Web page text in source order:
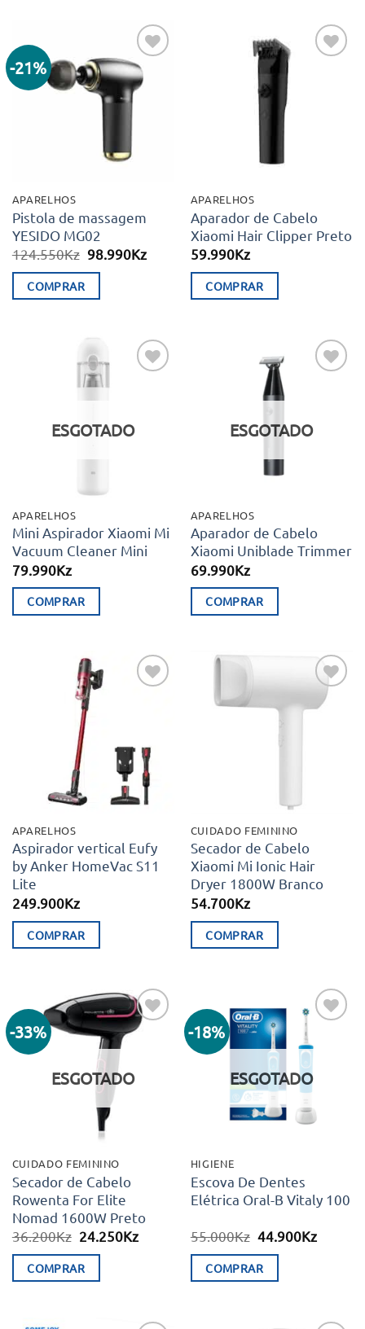
-21%
Adicionar
aos meus
desejos
APARELHOS
Pistola de massagem
YESIDO MG02
124.550Kz O
era:
98.990KzO
COMPRAR
APARELHOS
Aparador de Cabelo
Xiaomi Hair Clipper Preto
59.990Kz
COMPRAR
ESGOTADO
APARELHOS
Mini Aspirador Xiaomi Mi
Vacuum Cleaner Mini
79.990Kz
COMPRAR
ESGOTADO
APARELHOS
Aparador de Cabelo
Xiaomi Uniblade Trimmer
69.990Kz
COMPRAR
APARELHOS
Aspirador vertical Eufy
by Anker HomeVac S11
Lite
249.900Kz
COMPRAR
Adicionar
CUIDADO FEMININO
Secador de Cabelo
Xiaomi Mi Ionic Hair
Dryer 1800W Branco
54.700Kz
COMPRAR
-33%
Adicionar
aos meus
desejos
ESGOTADO
CUIDADO FEMININO
Secador de Cabelo
Rowenta For Elite
Nomad 1600W Preto
36.200Kz O
original
era:
24.250KzO
COMPRAR
-18%
Adicionar
aos meus
desejos
ESGOTADO
HIGIENE
Escova De Dentes
Elétrica Oral-B Vitaly 100
55.000Kz O
original
era:
44.900KzO
COMPRAR